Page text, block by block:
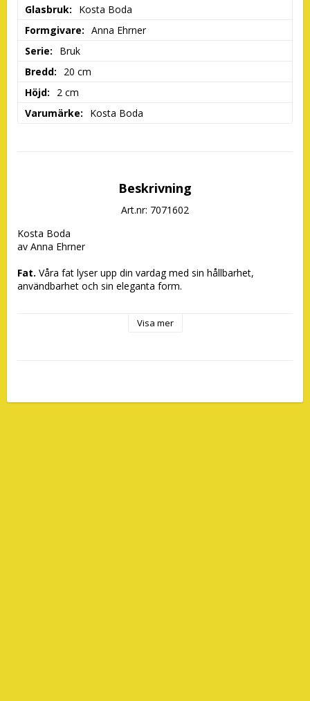
Glasbruk
Kosta Boda
Formgivare
Anna Ehrner
Serie
Bruk
Bredd
20 cm
Höjd
2 cm
Varumärke
Kosta Boda
Beskrivning
Art.nr: 7071602
Kosta Boda
av Anna Ehrner
Fat. Våra fat lyser upp din vardag med sin hållbarhet,
användbarhet och sin eleganta form.
Visa mer